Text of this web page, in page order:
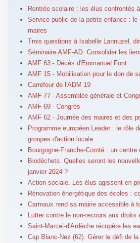
Rentrée scolaire : les élus confrontés
Service public de la petite enfance : le
maires
Trois questions à Isabelle Lannuzel,
Séminaire AMF-AD. Consolider les
AMF 63 - Décès d'Emmanuel Font
AMF 15 - Mobilisation pour le don de
Carrefour de l'ADM 19
AMF 77 - Assemblée générale et
AMF 69 - Congrès
AMF 62 - Journée des maires et des
Programme européen Leader : le rôle
groupes d'action locale
Bourgogne-Franche-Comté : un
Biodéchets. Quelles seront les
janvier 2024 ?
Action sociale. Les élus agissent en
Rénovation énergétique des écoles :
Carmaux rend sa mairie accessible à
Lutter contre le non-recours aux droits
Saint-Marcel-d'Ardèche récupère les
Cap Blanc-Nez (62). Gérer le défi de